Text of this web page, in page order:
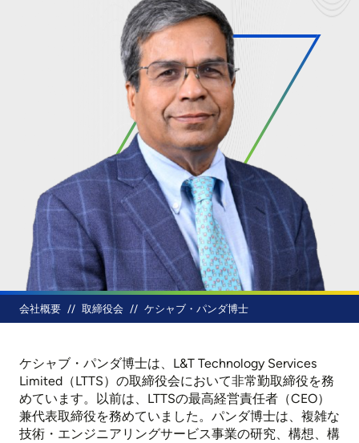
パンくず
会社概要 取締役会 ケシャブ・パンダ博士
ケシャブ・パンダ博士は、L&T Technology Services
Limited（LTTS）の取締役会において非常勤取締役を務
めています。以前は、LTTSの最高経営責任者（CEO）
兼代表取締役を務めていました。パンダ博士は、複雑な
技術・エンジニアリングサービス事業の研究、構想、構